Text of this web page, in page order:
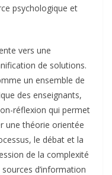
psychologique et
vers une
de solutions.
un ensemble de
des enseignants,
réflexion qui permet
une théorie orientée
le débat et la
de la complexité
d’information